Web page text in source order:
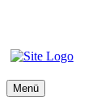
Menü